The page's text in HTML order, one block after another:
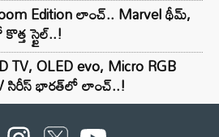
Edition లాంచ్.. Marvel థీమ్,
స్టైల్..!
TV, OLED evo, Micro RGB
సిరీస్ భారత్‌లో లాంచ్..!